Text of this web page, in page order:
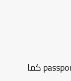
ليتم تحميل موقع باسبور انديكس passport index كما